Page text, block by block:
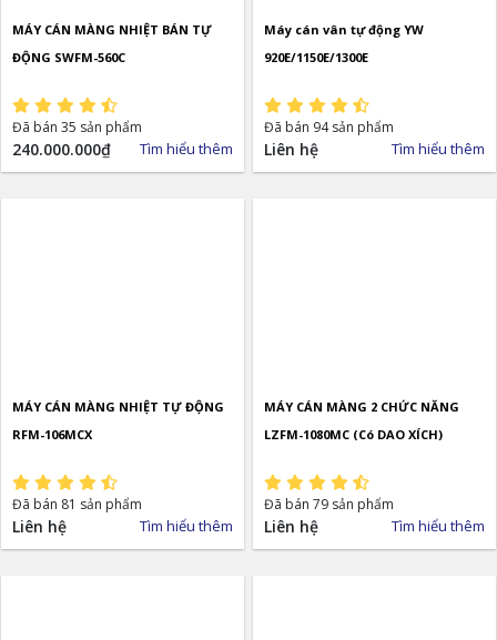
MÁY CÁN MÀNG NHIỆT BÁN TỰ
ĐỘNG SWFM-560C
Đã bán 35 sản phẩm
240.000.000₫ Tìm hiểu thêm
Máy cán vân tự động YW
920E/1150E/1300E
Đã bán 94 sản phẩm
Liên hệ Tìm hiểu thêm
MÁY CÁN MÀNG NHIỆT TỰ ĐỘNG
RFM-106MCX
Đã bán 81 sản phẩm
Liên hệ Tìm hiểu thêm
MÁY CÁN MÀNG 2 CHỨC NĂNG
LZFM-1080MC (Có DAO XÍCH)
Đã bán 79 sản phẩm
Liên hệ Tìm hiểu thêm